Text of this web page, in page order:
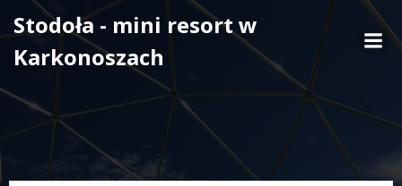
Skip
to
content
Stodoła - mini resort w
Karkonoszach